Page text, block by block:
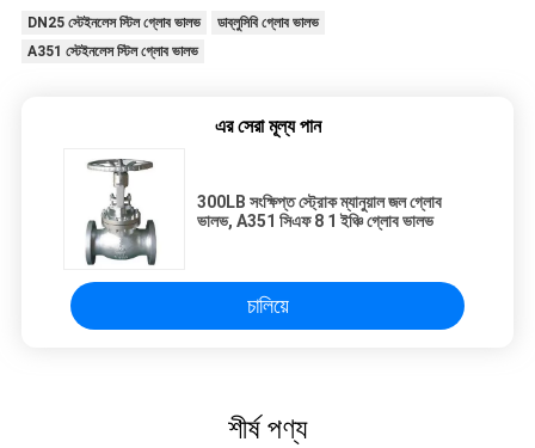
DN25 স্টেইনলেস স্টিল গ্লোব ভালভ
ডাব্লুসিবি গ্লোব ভালভ
A351 স্টেইনলেস স্টিল গ্লোব ভালভ
এর সেরা মূল্য পান
300LB সংক্ষিপ্ত স্ট্রোক ম্যানুয়াল জল গ্লোব
ভালভ, A351 সিএফ 8 1 ইঞ্চি গ্লোব ভালভ
চালিয়ে
শীর্ষ পণ্য